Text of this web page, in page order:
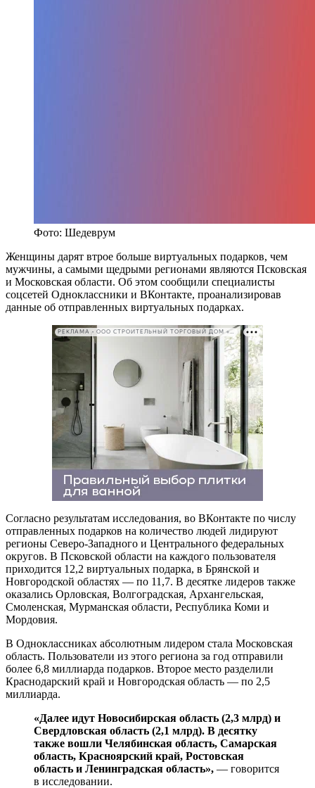
Фото: Шедеврум
Женщины дарят втрое больше виртуальных подарков, чем
мужчины, а самыми щедрыми регионами являются Псковская
и Московская области. Об этом сообщили специалисты
соцсетей Одноклассники и ВКонтакте, проанализировав
данные об отправленных виртуальных подарках.
РЕКЛАМА • ООО СТРОИТЕЛЬНЫЙ ТОРГОВЫЙ ДОМ «ПЕТРОВИЧ». ИНН: 7802348846
Согласно результатам исследования, во ВКонтакте по числу
отправленных подарков на количество людей лидируют
регионы Северо-Западного и Центрального федеральных
округов. В Псковской области на каждого пользователя
приходится 12,2 виртуальных подарка, в Брянской и
Новгородской областях — по 11,7. В десятке лидеров также
оказались Орловская, Волгоградская, Архангельская,
Смоленская, Мурманская области, Республика Коми и
Мордовия.
В Одноклассниках абсолютным лидером стала Московская
область. Пользователи из этого региона за год отправили
более 6,8 миллиарда подарков. Второе место разделили
Краснодарский край и Новгородская область — по 2,5
миллиарда.
«Далее идут Новосибирская область (2,3 млрд) и
Свердловская область (2,1 млрд). В десятку
также вошли Челябинская область, Самарская
область, Красноярский край, Ростовская
область и Ленинградская область», — говорится
в исследовании.